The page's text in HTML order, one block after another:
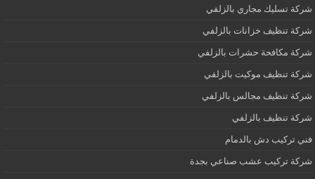
شركة تسليك مجاري بالزلفي
شركة تنظيف خزانات بالزلفي
شركة مكافحة حشرات بالزلفي
شركة تنظيف موكيت بالزلفي
شركة تنظيف مجالس بالزلفي
شركة تنظيف بالزلفي
فني تركيب دش بالدمام
شركة تركيب عشب صناعي بجدة